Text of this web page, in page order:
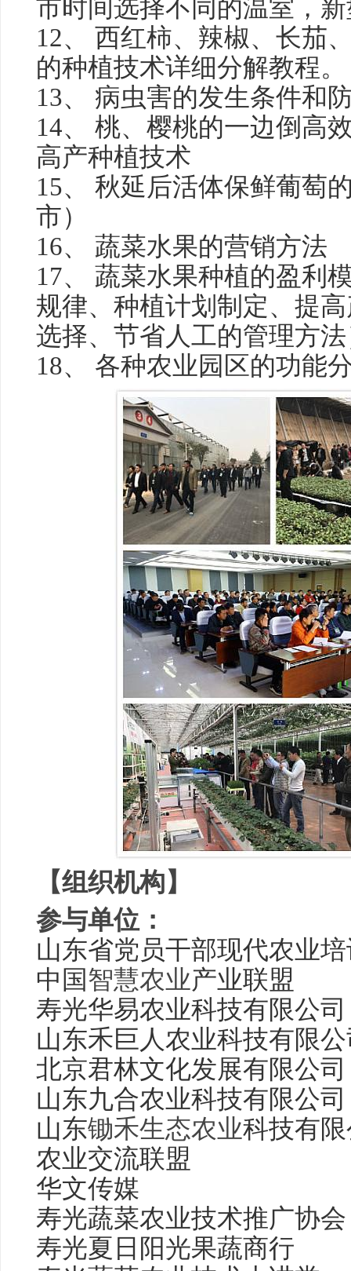
市时间选择不同的温室，
12、 西红柿、辣椒、长茄
的种植技术详细分解教程。
13、 病虫害的发生条件和
14、 桃、樱桃的一边倒高
高产种植技术
15、 秋延后活体保鲜葡萄
市）
16、 蔬菜水果的营销方法
17、 蔬菜水果种植的盈利
规律、种植计划制定、提
选择、节省人工的管理方
18、 各种农业园区的功能
【组织机构】
参与单位：
山东省党员干部现代农业
中国智慧农业产业联盟
寿光华易农业科技有限公司
山东禾巨人农业科技有限
北京君林文化发展有限公司
山东九合农业科技有限公司
山东锄禾生态农业科技有
农业交流联盟
华文传媒
寿光蔬菜农业技术推广协会
寿光夏日阳光果蔬商行